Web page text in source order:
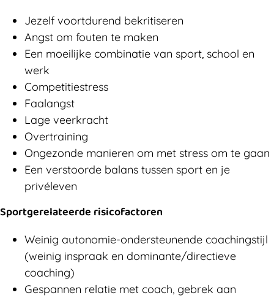
Jezelf voortdurend bekritiseren
Angst om fouten te maken
Een moeilijke combinatie van sport, school en
werk
Competitiestress
Faalangst
Lage veerkracht
Overtraining
Ongezonde manieren om met stress om te gaan
Een verstoorde balans tussen sport en je
privéleven
Sportgerelateerde risicofactoren
Weinig autonomie-ondersteunende coachingstijl
(weinig inspraak en dominante/directieve
coaching)
Gespannen relatie met coach, gebrek aan